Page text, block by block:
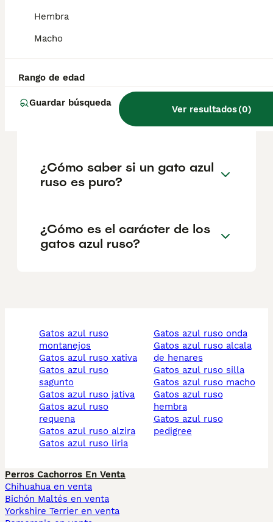
Hembra
Macho
Rango de edad
Guardar búsqueda
Ver resultados(0)
criadores responsables que garanticen la
Informarse bien y comparar opciones antes
¿Cuánto cuesta un gatito
¿Cómo saber si un gato azul
ruso es puro?
¿Cómo es el carácter de los
gatos azul ruso?
gatos azul ruso
montanejos
gatos azul ruso xativa
gatos azul ruso
sagunto
gatos azul ruso jativa
gatos azul ruso
requena
gatos azul ruso alzira
gatos azul ruso liria
gatos azul ruso onda
gatos azul ruso alcala
de henares
gatos azul ruso silla
gatos azul ruso macho
gatos azul ruso
hembra
gatos azul ruso
pedigree
Perros Cachorros En Venta
Chihuahua en venta
Bichón Maltés en venta
Yorkshire Terrier en venta